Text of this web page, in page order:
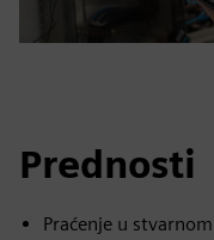
Prednosti
Praćenje u